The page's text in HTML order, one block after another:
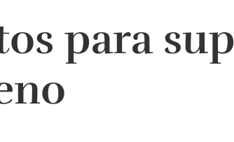
para